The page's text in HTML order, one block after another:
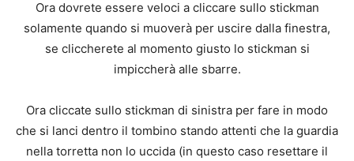
Ora dovrete essere veloci a cliccare sullo stickman
solamente quando si muoverà per uscire dalla finestra,
se cliccherete al momento giusto lo stickman si
impiccherà alle sbarre.
Ora cliccate sullo stickman di sinistra per fare in modo
che si lanci dentro il tombino stando attenti che la guardia
nella torretta non lo uccida (in questo caso resettare il